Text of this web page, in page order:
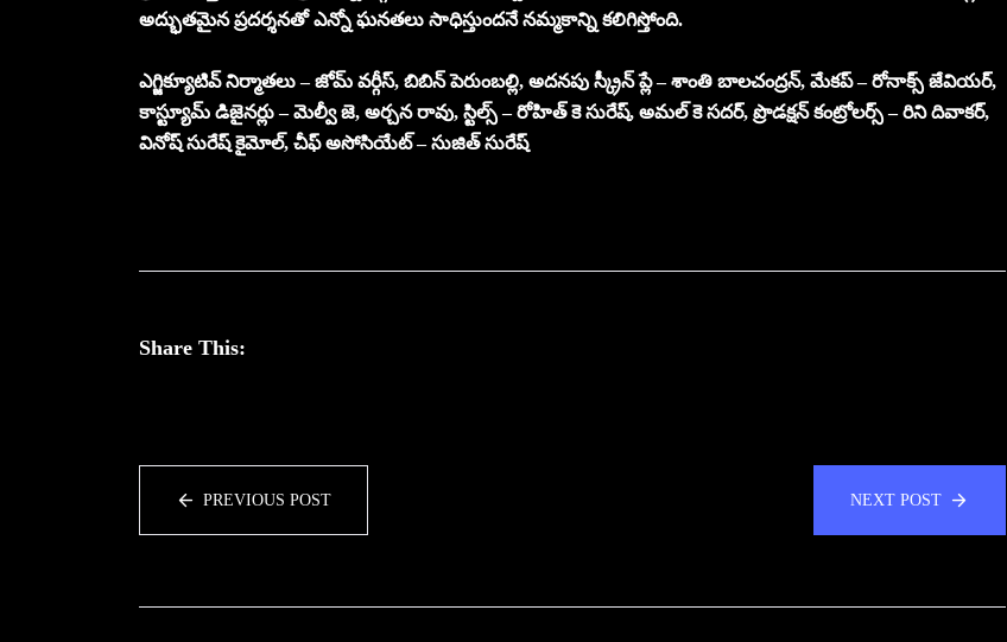
అద్భుతమైన ప్రదర్శనతో ఎన్నో ఘనతలు సాధిస్తుందనే నమ్మకాన్ని కలిగిస్తోంది.
ఎగ్జిక్యూటివ్ నిర్మాతలు – జోమ్ వర్గీస్, బిబిన్ పెరుంబల్లి, అదనపు స్క్రీన్ ప్లే – శాంతి బాలచంద్రన్, మేకప్ – రోనాక్స్ జేవియర్,
కాస్ట్యూమ్ డిజైనర్లు – మెల్వీ జె, అర్చన రావు, స్టిల్స్ – రోహిత్ కె సురేష్, అమల్ కె సదర్, ప్రొడక్షన్ కంట్రోలర్స్ – రిని దివాకర్,
వినోష్ సురేష్ కైమోల్, చీఫ్ అసోసియేట్ – సుజిత్ సురేష్
Share This:
PREVIOUS POST NEXT POST